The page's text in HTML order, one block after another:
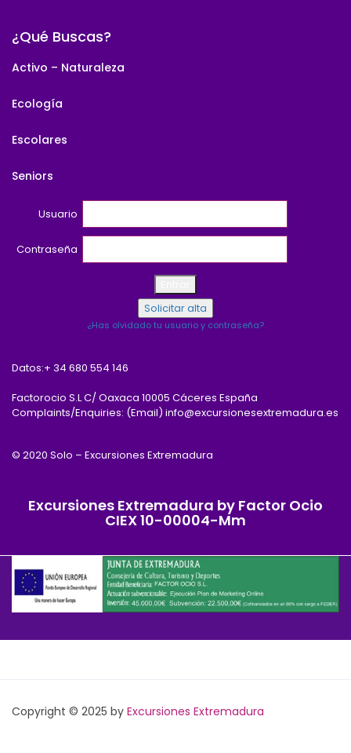
¿Qué Buscas?
Activo – Naturaleza
Ecología
Escolares
Seniors
Usuario
Contraseña
¿Has olvidado tu usuario y contraseña?
Datos:+ 34 680 554 146
Factorocio S.L C/ Oaxaca 10005 Cáceres España
Complaints/Enquiries: (Email) info@excursionesextremadura.es
© 2020 Solo – Excursiones Extremadura
Excursiones Extremadura by Factor Ocio
CIEX 10-00004-Mm
Copyright © 2025 by Excursiones Extremadura